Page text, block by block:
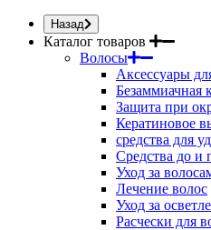
Назад
Каталог товаров
Волосы
Аксессуары
Безаммиачная
Защита при
Кератиновое
средства для
Средства до и
Уход за
Лечение волос
Уход за
Расчески для